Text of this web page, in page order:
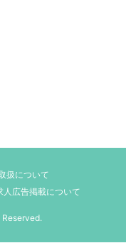
扱について
人広告掲載について